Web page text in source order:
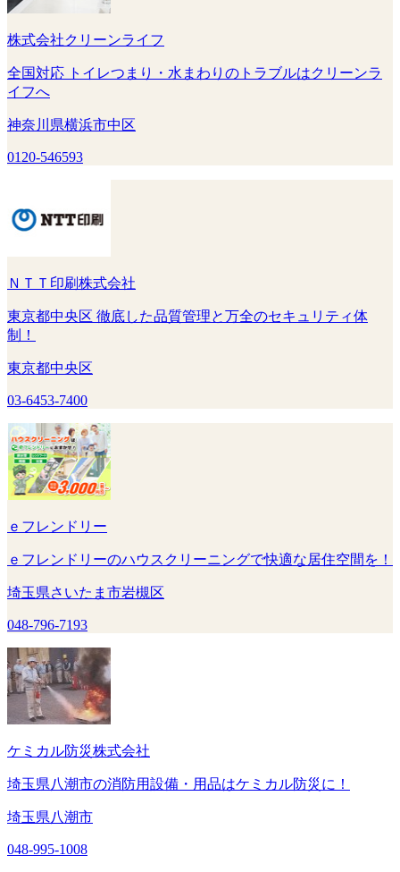
株式会社クリーンライフ
全国対応 トイレつまり・水まわりのトラブルはクリーンラ
イフへ
神奈川県横浜市中区
0120-546593
ＮＴＴ印刷株式会社
東京都中央区 徹底した品質管理と万全のセキュリティ体
制！
東京都中央区
03-6453-7400
ｅフレンドリー
ｅフレンドリーのハウスクリーニングで快適な居住空間を！
埼玉県さいたま市岩槻区
048-796-7193
ケミカル防災株式会社
埼玉県八潮市の消防用設備・用品はケミカル防災に！
埼玉県八潮市
048-995-1008